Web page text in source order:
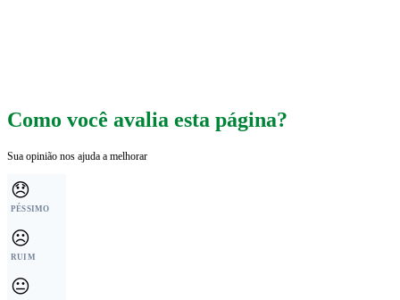
Como você avalia esta página?
Sua opinião nos ajuda a melhorar
😞
PÉSSIMO
☹️
RUIM
😐